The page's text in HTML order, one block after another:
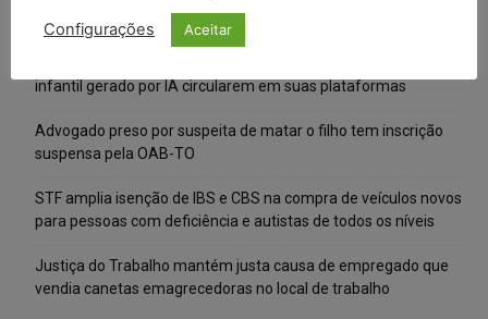
Composição da taxa de juros
infantil gerado por IA circularem em suas plataformas
Advogado preso por suspeita de matar o filho tem inscrição
suspensa pela OAB-TO
STF amplia isenção de IBS e CBS na compra de veículos novos
para pessoas com deficiência e autistas de todos os níveis
Justiça do Trabalho mantém justa causa de empregado que
vendia canetas emagrecedoras no local de trabalho
Configurações Aceitar